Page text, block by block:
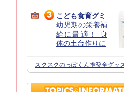
こども食育グミ
幼児期の栄養補
給に最適！ 身
体の土台作りに
スクスクのっぽくん推奨全グッ